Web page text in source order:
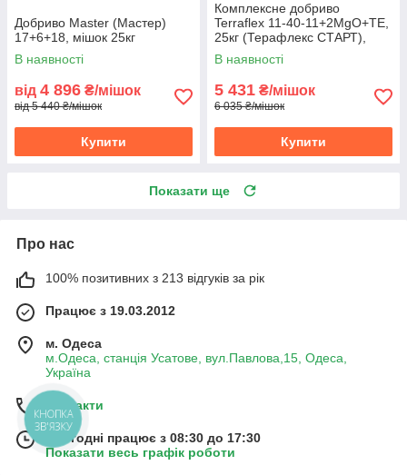
Добриво Master (Мастер)
17+6+18, мішок 25кг
В наявності
від 4 896 ₴/мішок
від 5 440 ₴/мішок
Купити
Комплексне добриво
Terraflex 11-40-11+2MgO+TE,
25кг (Терафлекс СТАРТ),
стартове, 100%
водорозчинне
В наявності
5 431 ₴/мішок
6 035 ₴/мішок
Купити
Показати ще
Про нас
100% позитивних з 213 відгуків за рік
Працює з 19.03.2012
м. Одеса
м.Одеса, станція Усатове, вул.Павлова,15, Одеса,
Україна
Контакти
Сьогодні працює з 08:30 до 17:30
Показати весь графік роботи
КНОПКА
ЗВ'ЯЗКУ